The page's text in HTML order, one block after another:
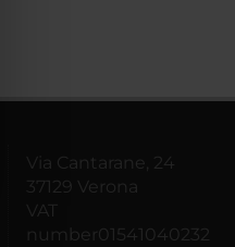
Via Cantarane, 24
37129 Verona
VAT
number01541040232